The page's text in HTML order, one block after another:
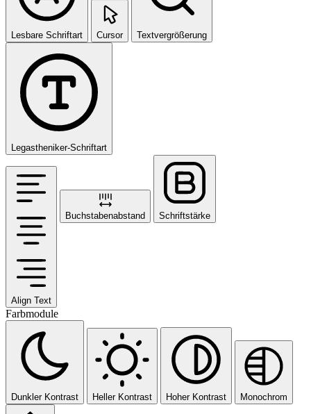
Lesbare Schriftart Cursor Textvergrößerung
Legastheniker-Schriftart
Align Text
Buchstabenabstand Schriftstärke
Farbmodule
Dunkler Kontrast Heller Kontrast Hoher Kontrast Monochrom